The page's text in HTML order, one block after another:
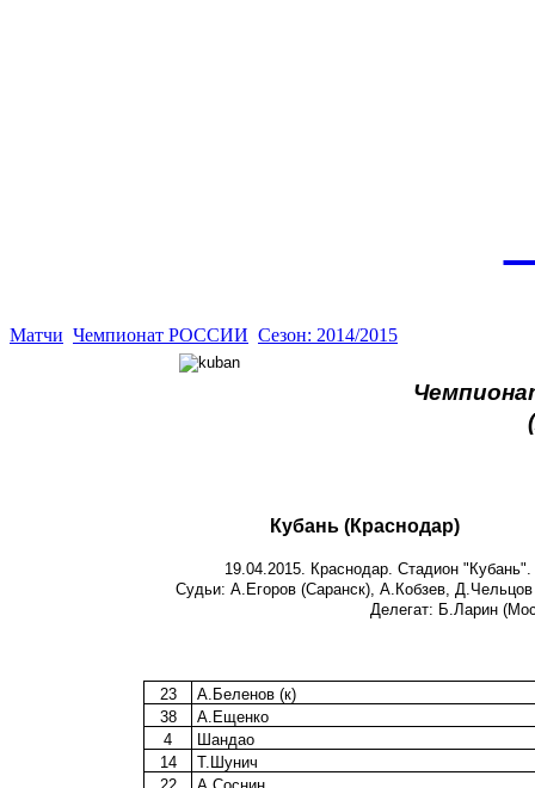
Матчи Чемпионат РОССИИ Сезон: 2014/2015
Кубань (Краснодар)
19.04.2015. Краснодар. Стадион
Судьи: А.Егоров (Саранск), А.Кобзев,
Делегат: Б.Ларин
23
А.Беленов (к)
38
А.Ещенко
4
Шандао
14
Т.Шунич